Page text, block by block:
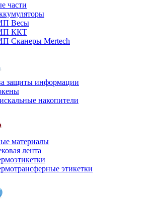
части
Весы
ККТ
Сканеры Mertech
защиты информации
накопители
материалы
лента
этикетки